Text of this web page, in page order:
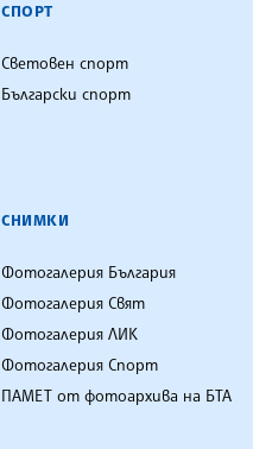
СПОРТ
Световен спорт
Български спорт
СНИМКИ
Фотогалерия България
Фотогалерия Свят
Фотогалерия ЛИК
Фотогалерия Спорт
ПАМЕТ от фотоархива на БТА